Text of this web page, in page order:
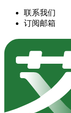
联系我们
订阅邮箱